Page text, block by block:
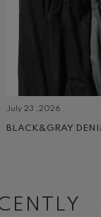
July 23 ,2026
BLACK&GRAY